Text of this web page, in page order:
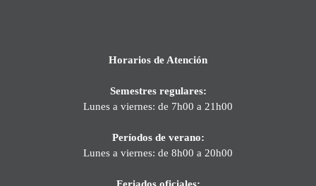
Horarios de Atención
Semestres regulares:
Lunes a viernes: de 7h00 a 21h00
Períodos de verano:
Lunes a viernes: de 8h00 a 20h00
Feriados oficiales: